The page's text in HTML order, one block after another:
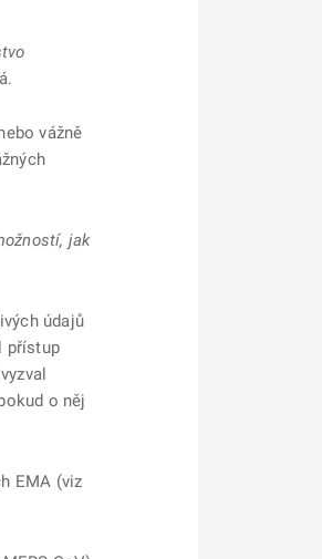
vážně
jak
údajů
přístup
o něj
EMA (viz